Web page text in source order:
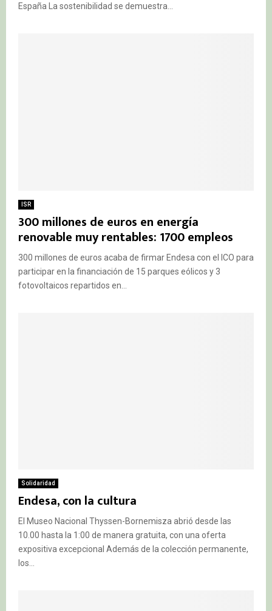
España La sostenibilidad se demuestra...
ISR
300 millones de euros en energía
renovable muy rentables: 1700 empleos
300 millones de euros acaba de firmar Endesa con el ICO para
participar en la financiación de 15 parques eólicos y 3
fotovoltaicos repartidos en...
Solidaridad
Endesa, con la cultura
El Museo Nacional Thyssen-Bornemisza abrió desde las
10.00 hasta la 1:00 de manera gratuita, con una oferta
expositiva excepcional Además de la colección permanente,
los...